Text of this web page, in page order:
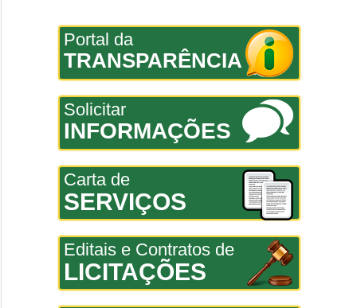
Portal da
TRANSPARÊNCIA
Solicitar
INFORMAÇÕES
Carta de
SERVIÇOS
Editais e Contratos de
LICITAÇÕES